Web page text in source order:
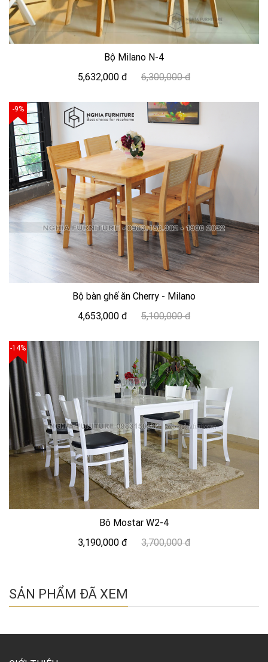
Bộ Milano N-4
5,632,000 đ
6,300,000 đ
-9%
Bộ bàn ghế ăn Cherry - Milano
4,653,000 đ
5,100,000 đ
-14%
Bộ Mostar W2-4
3,190,000 đ
3,700,000 đ
SẢN PHẨM ĐÃ XEM